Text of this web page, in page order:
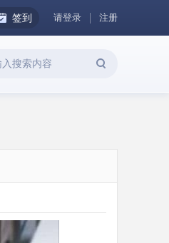
签到 请登录 注册